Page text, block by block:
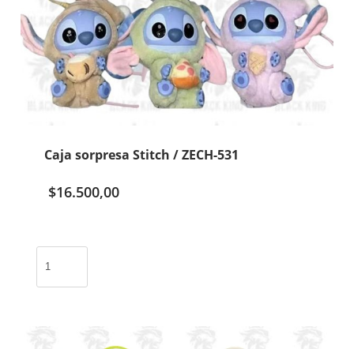
Caja sorpresa Stitch / ZECH-531
$16.500,00
sorpresa
Stitch